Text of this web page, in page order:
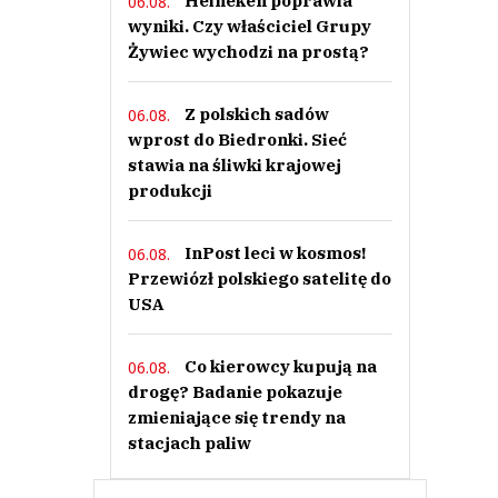
wyniki. Czy właściciel Grupy
Żywiec wychodzi na prostą?
06.08.
Z polskich sadów
wprost do Biedronki. Sieć
stawia na śliwki krajowej
produkcji
06.08.
InPost leci w kosmos!
Przewiózł polskiego satelitę do
USA
06.08.
Co kierowcy kupują na
drogę? Badanie pokazuje
zmieniające się trendy na
stacjach paliw